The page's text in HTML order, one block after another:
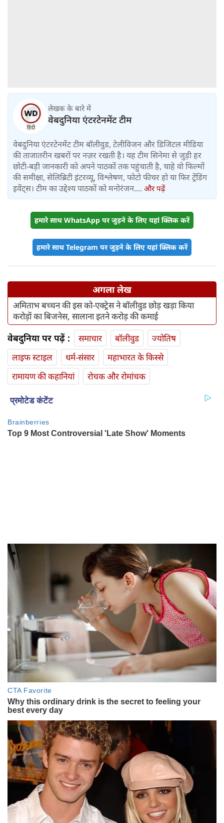
लेखक के बारे में
वेबदुनिया एंटरटेनमेंट टीम
वेबदुनिया एंटरटेनमेंट टीम बॉलीवुड, टेलीविजन और डिजिटल मीडिया
की ताजातरीन खबरों पर नज़र रखती है। यह टीम सिनेमा से जुड़ी हर
छोटी-बड़ी जानकारी को अपने पाठकों तक पहुंचाती है, चाहे वो फिल्मों
की समीक्षा, सेलिब्रिटी इंटरव्यू, विश्लेषण, फोटो फीचर हो या फिर ट्रेंडिंग
इवेंट्स। टीम का उद्देश्य पाठकों को मनोरंजन.... और पढ़ें
हमारे साथ WhatsApp पर जुड़ने के लिए यहां क्लिक करें
हमारे साथ Telegram पर जुड़ने के लिए यहां क्लिक करें
अगला लेख
अमिताभ बच्चन की इस को-एक्ट्रेस ने बॉलीवुड छोड़ खड़ा किया
करोड़ों का बिजनेस, सालाना इतने करोड़ की कमाई
वेबदुनिया पर पढ़ें : समाचार बॉलीवुड
ज्योतिष
लाइफ स्‍टाइल
धर्म-संसार
महाभारत के किस्से
रामायण की कहानियां
रोचक और रोमांचक